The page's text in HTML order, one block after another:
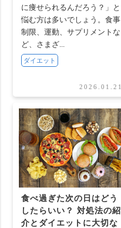
に痩せられるんだろう？」と
悩む方は多いでしょう。食事
制限、運動、サプリメントな
ど、さまざ...
ダイエット
2026.01.21
食べ過ぎた次の日はどう
したらいい？ 対処法の紹
介とダイエットに大切な